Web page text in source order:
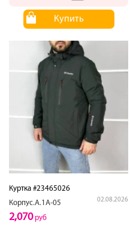
Купить
Куртка #23465026
Корпус.А.1А-05
02.08.2026
2,070руб